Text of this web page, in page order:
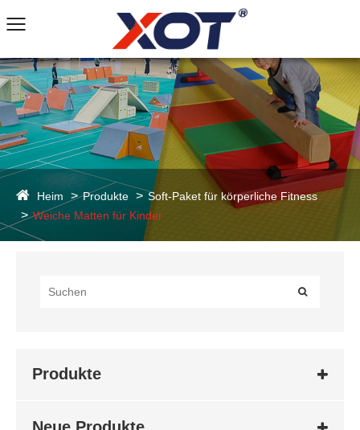
Heim Produkte
Soft-Paket für körperliche Fitness
Weiche Matten für Kinder
Produkte